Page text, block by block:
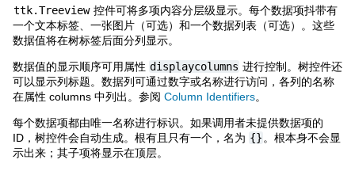
ttk.Treeview 控件可将多项内容分层级显示。每个数据项抖带有
一个文本标签、一张图片（可选）和一个数据列表（可选）。这些
数据值将在树标签后面分列显示。
数据值的显示顺序可用属性 displaycolumns 进行控制。树控件还
可以显示列标题。数据列可通过数字或名称进行访问，各列的名称
在属性 columns 中列出。参阅 Column Identifiers。
每个数据项都由唯一名称进行标识。如果调用者未提供数据项的
ID，树控件会自动生成。根有且只有一个，名为 {} 。根本身不会显
示出来；其子项将显示在顶层。